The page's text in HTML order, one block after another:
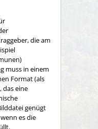
die am
muss in einem
Format (als
das eine
genügt
es die